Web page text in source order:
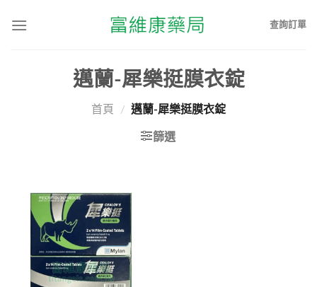
查詢訂單
邁蘭-犀樂挺膜衣錠
首頁 / 邁蘭-犀樂挺膜衣錠
篩選